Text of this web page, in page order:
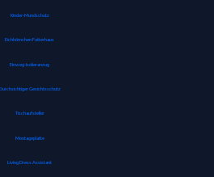
Kinder-Mundschutz
Eichhörnchen Futterhaus
Einweg-Isolieranzug
Durchsichtiger Gesichtsschutz
Tischaufsteller
Montageplatte
Living Dress Assistant